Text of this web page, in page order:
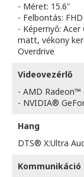
- Méret: 15.6"
- Felbontás:
- Képernyő:
matt, vékony
Overdrive
Videovezérlő
- AMD Radeon™
- NVIDIA®
Hang
DTS® X:Ultra
Kommunikáció